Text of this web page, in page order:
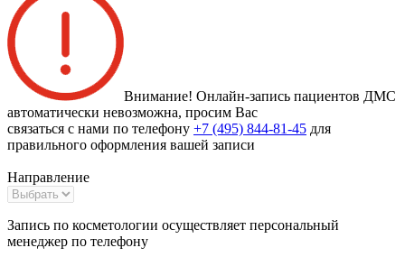
Внимание! Онлайн-запись пациентов ДМС
автоматически невозможна, просим Вас
связаться с нами по телефону +7 (495) 844-81-45 для
правильного оформления вашей записи
Направление
Запись по косметологии осуществляет персональный
менеджер по телефону